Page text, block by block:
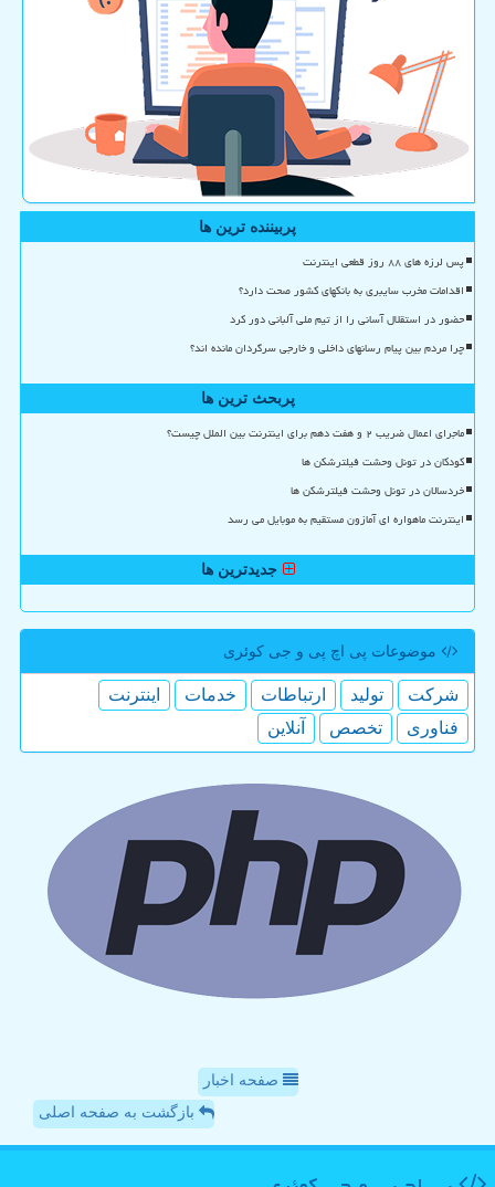
پربیننده ترین ها
پس لرزه های ۸۸ روز قطعی اینترنت
اقدامات مخرب سایبری به بانکهای کشور صحت دارد؟
حضور در استقلال آسانی را از تیم ملی آلبانی دور کرد
چرا مردم بین پیام رسانهای داخلی و خارجی سرگردان مانده اند؟
پربحث ترین ها
ماجرای اعمال ضریب ۲ و هفت دهم برای اینترنت بین الملل چیست؟
کودکان در تونل وحشت فیلترشکن ها
خردسالان در تونل وحشت فیلترشکن ها
اینترنت ماهواره ای آمازون مستقیم به موبایل می رسد
جدیدترین ها
موضوعات پی اچ پی و جی كوئری
شركت تولید ارتباطات خدمات
اینترنت
فناوری
تخصص آنلاین
صفحه اخبار
بازگشت به صفحه اصلی